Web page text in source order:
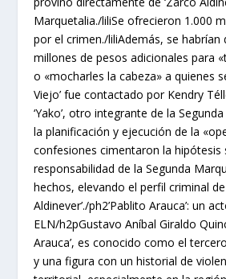
Marquetalia./liliSe ofrecieron 1.000
por el crimen./liliAdemás, se habrían
millones de pesos adicionales para
o «mocharles la cabeza» a quienes
Viejo’ fue contactado por Kendry
‘Yako’, otro integrante de la
la planificación y ejecución de la
confesiones cimentaron la hipótesis
responsabilidad de la Segunda
hechos, elevando el perfil criminal de
Aldinever’./ph2’Pablito Arauca’: un
ELN/h2pGustavo Aníbal Giraldo
Arauca’, es conocido como el
y una figura con un historial de